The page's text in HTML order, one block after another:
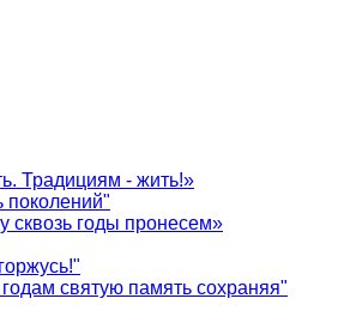
Традициям - жить!»
поколений"
сквозь годы пронесем»
святую память сохраняя"